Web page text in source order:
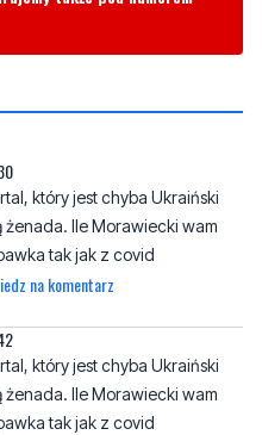
który jest chyba Ukraiński
tak jak z covid
na komentarz
który jest chyba Ukraiński
tak jak z covid
na komentarz